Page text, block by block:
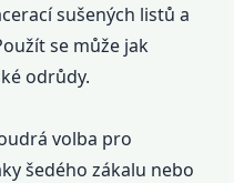
sušených listů a
se může jak
odrůdy.
volba pro
šedého zákalu nebo